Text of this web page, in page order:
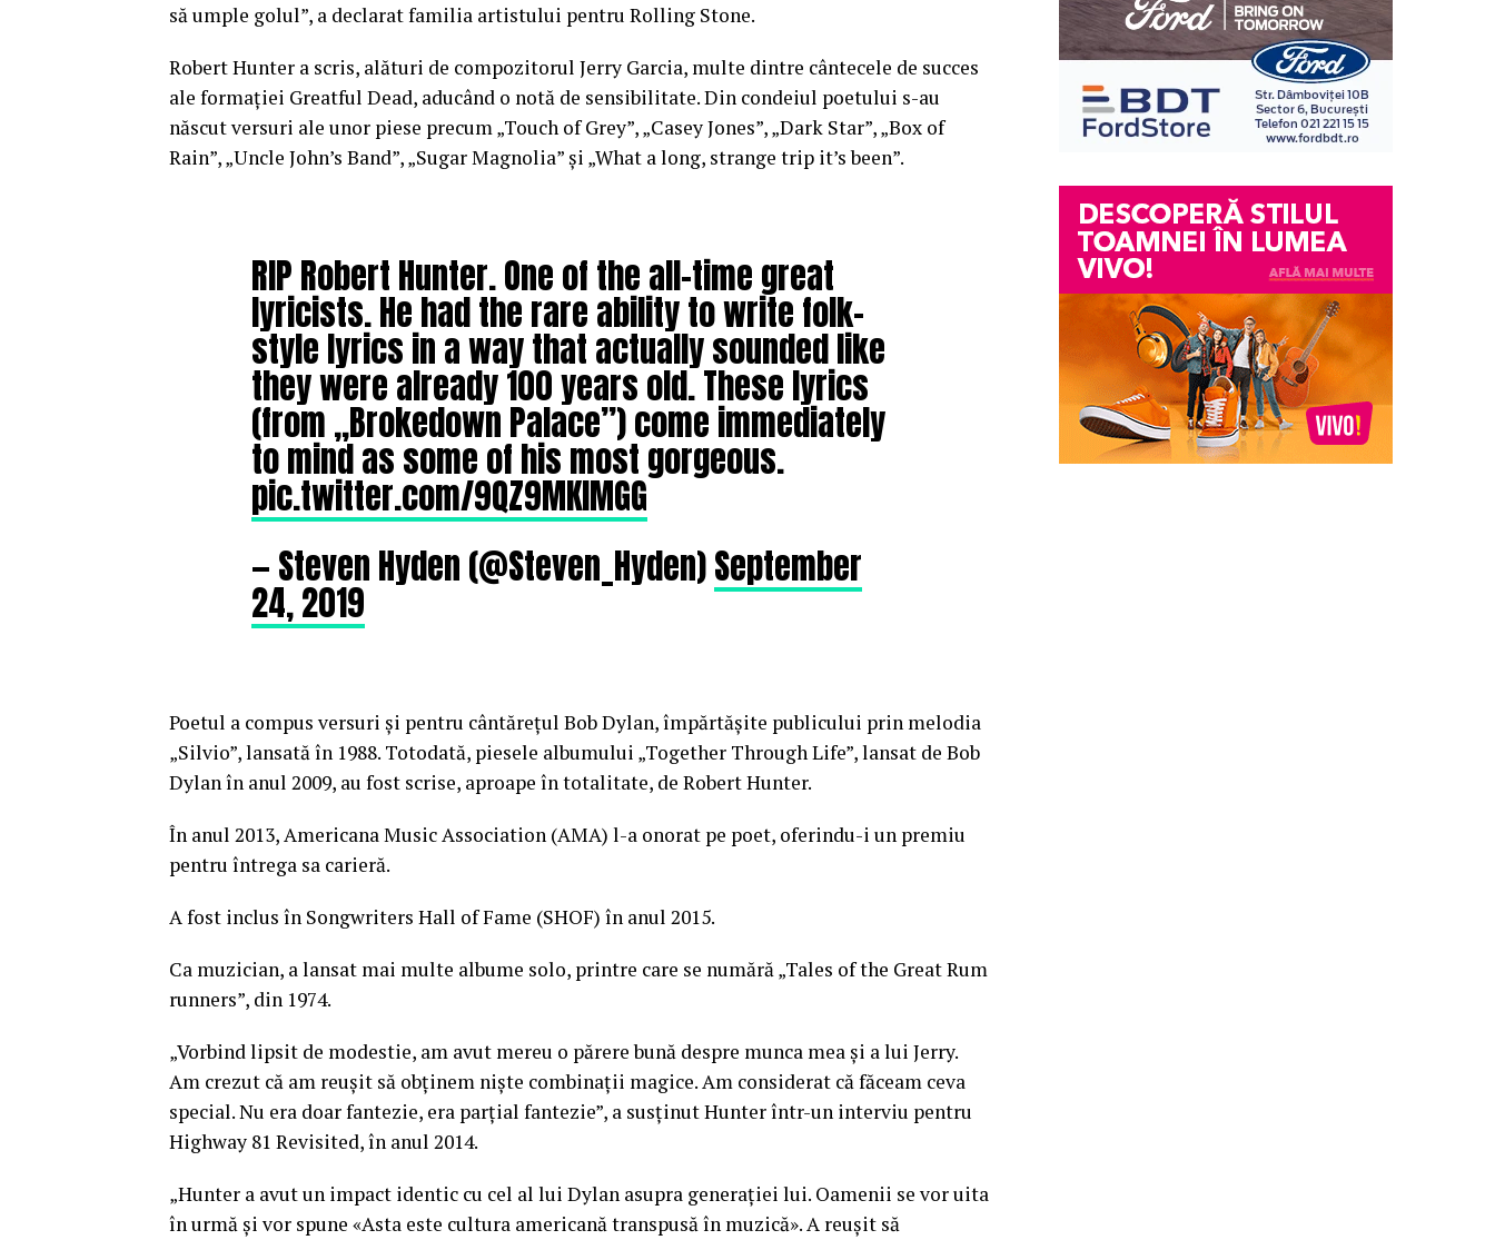
să umple golul”, a declarat familia artistului pentru Rolling Stone.
Robert Hunter a scris, alături de compozitorul Jerry Garcia, multe dintre cântecele de succes
ale formaţiei Greatful Dead, aducând o notă de sensibilitate. Din condeiul poetului s-au
născut versuri ale unor piese precum „Touch of Grey”, „Casey Jones”, „Dark Star”, „Box of
Rain”, „Uncle John’s Band”, „Sugar Magnolia” şi „What a long, strange trip it’s been”.
RIP Robert Hunter. One of the all-time great
lyricists. He had the rare ability to write folk-
style lyrics in a way that actually sounded like
they were already 100 years old. These lyrics
(from „Brokedown Palace”) come immediately
to mind as some of his most gorgeous.
pic.twitter.com/9QZ9MKlMGG
— Steven Hyden (@Steven_Hyden)September
24, 2019
Poetul a compus versuri şi pentru cântăreţul Bob Dylan, împărtăşite publicului prin melodia
„Silvio”, lansată în 1988. Totodată, piesele albumului „Together Through Life”, lansat de Bob
Dylan în anul 2009, au fost scrise, aproape în totalitate, de Robert Hunter.
În anul 2013, Americana Music Association (AMA) l-a onorat pe poet, oferindu-i un premiu
pentru întrega sa carieră.
A fost inclus în Songwriters Hall of Fame (SHOF) în anul 2015.
Ca muzician, a lansat mai multe albume solo, printre care se numără „Tales of the Great Rum
runners”, din 1974.
„Vorbind lipsit de modestie, am avut mereu o părere bună despre munca mea şi a lui Jerry.
Am crezut că am reuşit să obţinem nişte combinaţii magice. Am considerat că făceam ceva
special. Nu era doar fantezie, era parţial fantezie”, a susţinut Hunter într-un interviu pentru
Highway 81 Revisited, în anul 2014.
„Hunter a avut un impact identic cu cel al lui Dylan asupra generaţiei lui. Oamenii se vor uita
în urmă şi vor spune «Asta este cultura americană transpusă în muzică». A reuşit să